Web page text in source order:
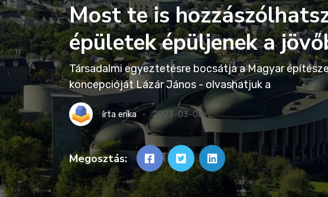
Most te is
épületek épüljenek a
Társadalmi egyeztetésre bocsátja a Magyar
koncepcióját Lázár János - olvashatjuk a
írtaerika 2023-03-06
Megosztás: